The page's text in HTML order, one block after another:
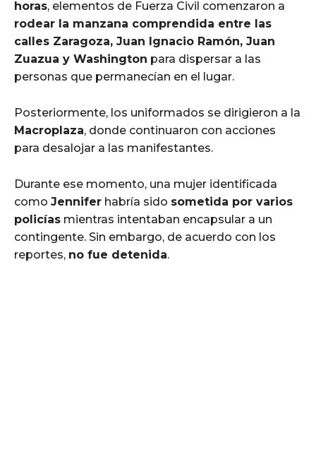
horas, elementos de Fuerza Civil comenzaron a
rodear la manzana comprendida entre las
calles Zaragoza, Juan Ignacio Ramón, Juan
Zuazua y Washington para dispersar a las
personas que permanecían en el lugar.
Posteriormente, los uniformados se dirigieron a la
Macroplaza, donde continuaron con acciones
para desalojar a las manifestantes.
Durante ese momento, una mujer identificada
como Jennifer habría sido sometida por varios
policías mientras intentaban encapsular a un
contingente. Sin embargo, de acuerdo con los
reportes, no fue detenida.